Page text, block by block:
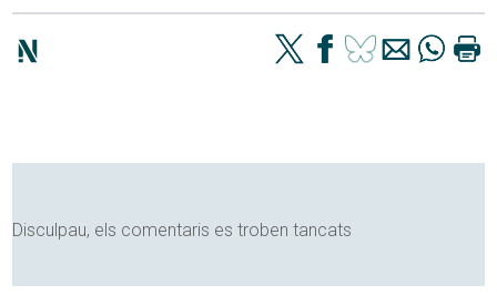
Disculpau, els comentaris es troben tancats